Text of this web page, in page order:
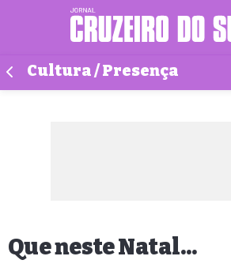
Cultura / Presença
Que neste Natal...